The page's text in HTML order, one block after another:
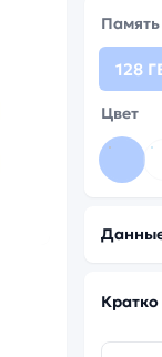
Память
128
Цвет
Кратко